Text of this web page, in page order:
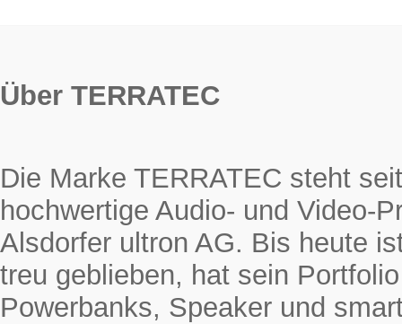
Über TERRATEC
Die Marke TERRATEC steht
hochwertige Audio- und Video-
Alsdorfer ultron AG. Bis heute
treu geblieben, hat sein
Powerbanks, Speaker und